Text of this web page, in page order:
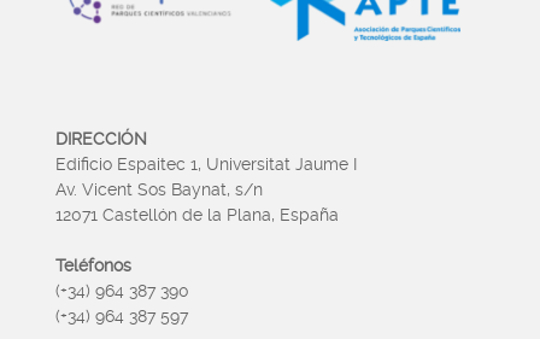
DIRECCIÓN
Edificio Espaitec 1, Universitat Jaume I
Av. Vicent Sos Baynat, s/n
12071 Castellón de la Plana, España
Teléfonos
(+34) 964 387 390
(+34) 964 387 597